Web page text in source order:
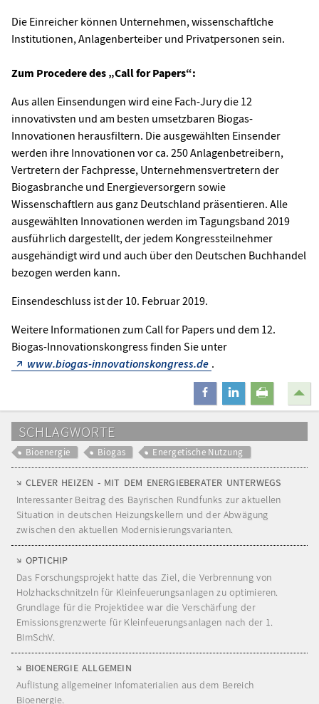
Die Einreicher können Unternehmen, wissenschaftlche
Institutionen, Anlagenberteiber und Privatpersonen sein.
Zum Procedere des „Call for Papers“:
Aus allen Einsendungen wird eine Fach-Jury die 12
innovativsten und am besten umsetzbaren Biogas-
Innovationen herausfiltern. Die ausgewählten Einsender
werden ihre Innovationen vor ca. 250 Anlagenbetreibern,
Vertretern der Fachpresse, Unternehmensvertretern der
Biogasbranche und Energieversorgern sowie
Wissenschaftlern aus ganz Deutschland präsentieren. Alle
ausgewählten Innovationen werden im Tagungsband 2019
ausführlich dargestellt, der jedem Kongressteilnehmer
ausgehändigt wird und auch über den Deutschen Buchhandel
bezogen werden kann.
Einsendeschluss ist der 10. Februar 2019.
Weitere Informationen zum Call for Papers und dem 12.
Biogas-Innovationskongress finden Sie unter
www.biogas-innovationskongress.de .
teilen mitteilendrucken
SCHLAGWORTE
Bioenergie Biogas Energetische Nutzung
CLEVER HEIZEN - MIT DEM ENERGIEBERATER UNTERWEGS
Interessanter Beitrag des Bayrischen Rundfunks zur aktuellen
Situation in deutschen Heizungskellern und der Abwägung
zwischen den aktuellen Modernisierungsvarianten.
OPTICHIP
Das Forschungsprojekt hatte das Ziel, die Verbrennung von
Holzhackschnitzeln für Kleinfeuerungsanlagen zu optimieren.
Grundlage für die Projektidee war die Verschärfung der
Emissionsgrenzwerte für Kleinfeuerungsanlagen nach der 1.
BImSchV.
BIOENERGIE ALLGEMEIN
Auflistung allgemeiner Infomaterialien aus dem Bereich
Bioenergie.